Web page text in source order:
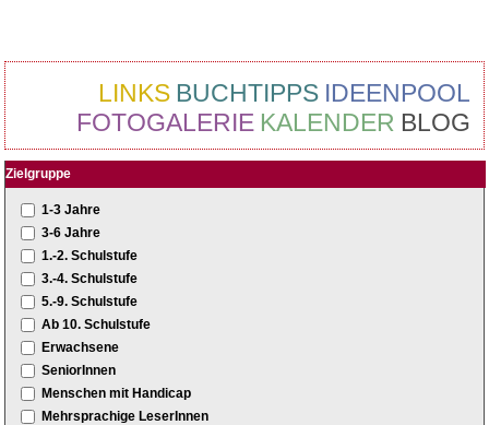
IDEENPOOL
BUCHTIPPS
LINKS
BLOG
KALENDER
FOTOGALERIE
Zielgruppe
1-3 Jahre
3-6 Jahre
1.-2. Schulstufe
3.-4. Schulstufe
5.-9. Schulstufe
Ab 10. Schulstufe
Erwachsene
SeniorInnen
Menschen mit Handicap
Mehrsprachige LeserInnen